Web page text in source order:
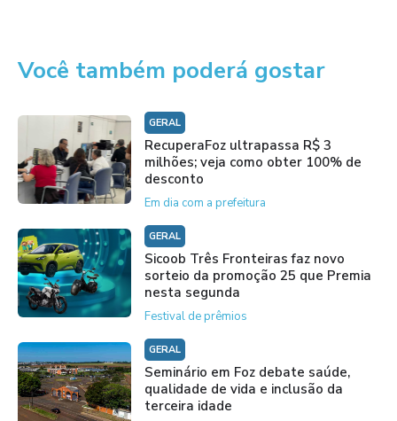
Você também poderá gostar
GERAL
RecuperaFoz ultrapassa R$ 3
milhões; veja como obter 100% de
desconto
Em dia com a prefeitura
GERAL
Sicoob Três Fronteiras faz novo
sorteio da promoção 25 que Premia
nesta segunda
Festival de prêmios
GERAL
Seminário em Foz debate saúde,
qualidade de vida e inclusão da
terceira idade